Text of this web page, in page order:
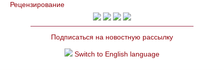
Рецензирование
Подписаться на новостную рассылку
Switch to English language